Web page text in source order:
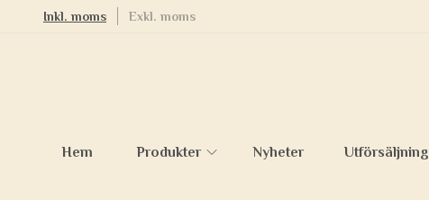
Inkl. moms Exkl. moms
Hem Produkter Nyheter Utförsäljning